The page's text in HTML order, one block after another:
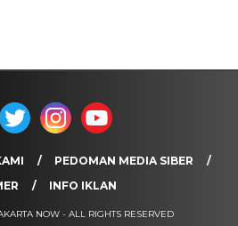
PEDOMAN MEDIA SIBER
INFO IKLAN
NOW - ALL RIGHTS RESERVED